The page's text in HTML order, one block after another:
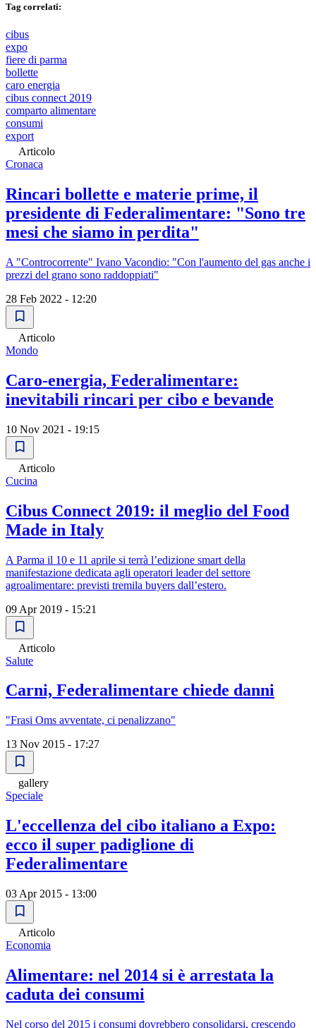
Tag correlati:
cibus
expo
fiere di parma
bollette
caro energia
cibus connect 2019
comparto alimentare
consumi
export
Articolo
Cronaca
Rincari bollette e materie prime, il
presidente di Federalimentare: "Sono tre
mesi che siamo in perdita"
A "Controcorrente" Ivano Vacondio: "Con l'aumento del gas anche i
prezzi del grano sono raddoppiati"
28 Feb 2022 - 12:20
Articolo
Mondo
Caro-energia, Federalimentare:
inevitabili rincari per cibo e bevande
10 Nov 2021 - 19:15
Articolo
Cucina
Cibus Connect 2019: il meglio del Food
Made in Italy
A Parma il 10 e 11 aprile si terrà l’edizione smart della
manifestazione dedicata agli operatori leader del settore
agroalimentare: previsti tremila buyers dall’estero.
09 Apr 2019 - 15:21
Articolo
Salute
Carni, Federalimentare chiede danni
"Frasi Oms avventate, ci penalizzano"
13 Nov 2015 - 17:27
gallery
Speciale
L'eccellenza del cibo italiano a Expo:
ecco il super padiglione di
Federalimentare
03 Apr 2015 - 13:00
Articolo
Economia
Alimentare: nel 2014 si è arrestata la
caduta dei consumi
Nel corso del 2015 i consumi dovrebbero consolidarsi, crescendo